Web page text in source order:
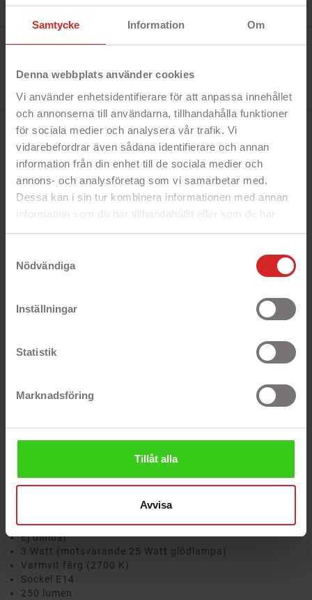
Samtycke Information Om
Denna webbplats använder cookies
Vi använder enhetsidentifierare för att anpassa innehållet
och annonserna till användarna, tillhandahålla funktioner
för sociala medier och analysera vår trafik. Vi
vidarebefordrar även sådana identifierare och annan
information från din enhet till de sociala medier och
annons- och analysföretag som vi samarbetar med.
Dessa kan i sin tur kombinera informationen med annan
information som du har tillhandahållit eller som de har
samlat in när du har använt deras tjänster.
Nödvändiga
Inställningar
Statistik
Marknadsföring
Tillåt alla
Avvisa
Tillverkare:
375-02
22 objekt
BESKRIVNING
LED-lampa med sockel E14 och 3 Watts effekt
varmvit belysning som en glödlampa men med en
mycket längre livslängd - upp till 15 000 timmars
användning vilket motsvarar ungefär 8 år vid
LED-lampor blir inte varma och lyser omedelbart
upp till fullo när de tänds till skillnad från lysrör
eller gamla lågenergilampor. De ger ett utmärkt
ljus till en mycket låg energiförbrukning - har du
Ej dimbar
3 Watt (motsvarande 25 Watt glödlampa)
Varmvit färg (2700 K)
Sockel E14
250 lumen
Snabbfakta!
- Energiklass G